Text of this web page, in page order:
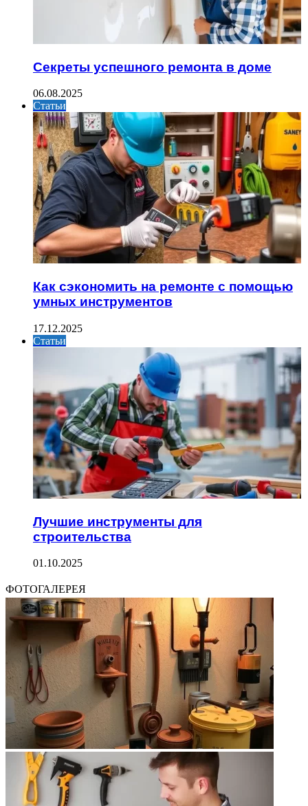
Секреты успешного ремонта в доме
06.08.2025
Статьи
Как сэкономить на ремонте с помощью
умных инструментов
17.12.2025
Статьи
Лучшие инструменты для
строительства
01.10.2025
ФОТОГАЛЕРЕЯ